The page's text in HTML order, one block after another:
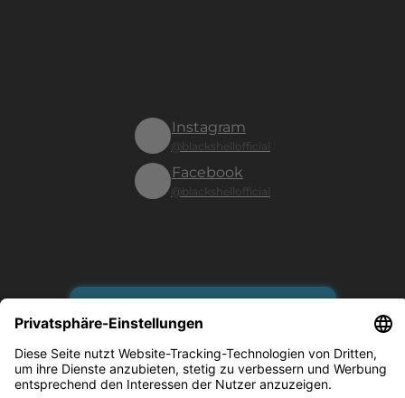
Instagram
@blackshellofficial
Facebook
@blackshellofficial
Es gilt unsere Datenschutzerklärung